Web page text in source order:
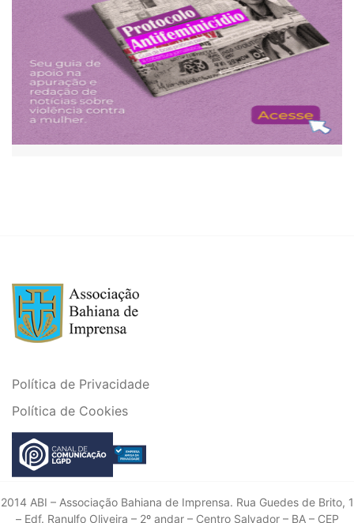
Política de Privacidade
Política de Cookies
2014 ABI – Associação Bahiana de Imprensa. Rua Guedes de Brito, 1
– Edf. Ranulfo Oliveira – 2º andar – Centro Salvador – BA – CEP